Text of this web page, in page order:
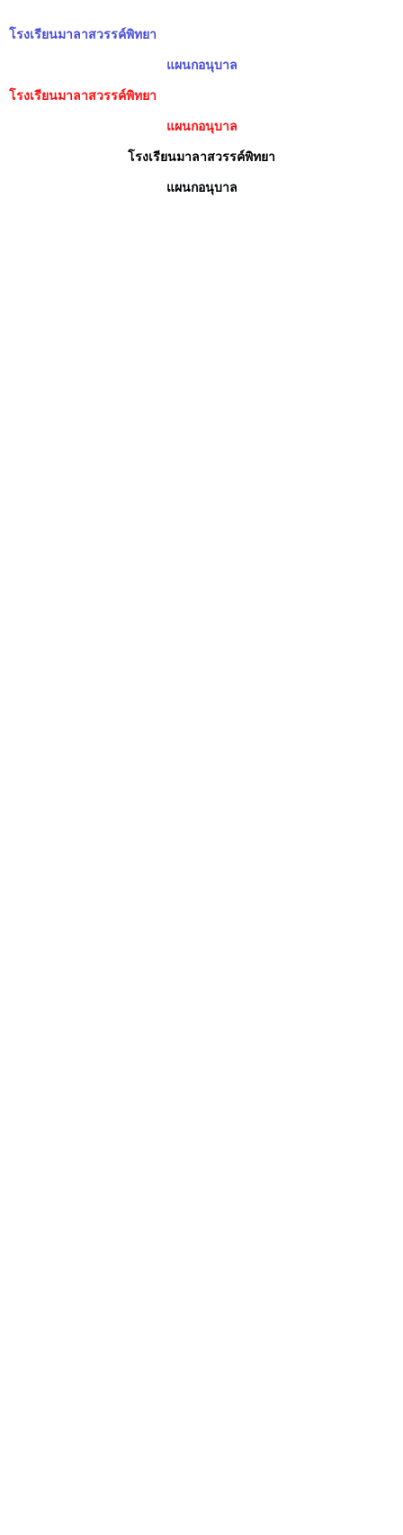
โรงเรียนมาลาสวรรค์พิทยา
แผนกอนุบาล
โรงเรียนมาลาสวรรค์พิทยา
แผนกอนุบาล
โรงเรียนมาลาสวรรค์พิทยา
แผนกอนุบาล